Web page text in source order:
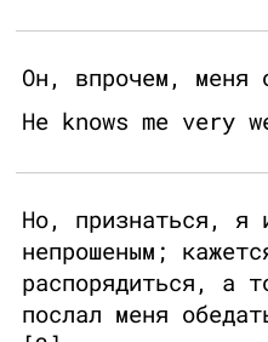
Он, впрочем, меня
He knows me very
Но, признаться, я
непрошеным;
распорядиться, а
послал меня